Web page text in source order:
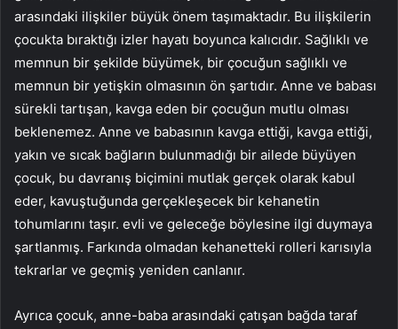
arasındaki ilişkiler büyük önem taşımaktadır. Bu ilişkilerin
çocukta bıraktığı izler hayatı boyunca kalıcıdır. Sağlıklı ve
memnun bir şekilde büyümek, bir çocuğun sağlıklı ve
memnun bir yetişkin olmasının ön şartıdır. Anne ve babası
sürekli tartışan, kavga eden bir çocuğun mutlu olması
beklenemez. Anne ve babasının kavga ettiği, kavga ettiği,
yakın ve sıcak bağların bulunmadığı bir ailede büyüyen
çocuk, bu davranış biçimini mutlak gerçek olarak kabul
eder, kavuştuğunda gerçekleşecek bir kehanetin
tohumlarını taşır. evli ve geleceğe böylesine ilgi duymaya
şartlanmış. Farkında olmadan kehanetteki rolleri karısıyla
tekrarlar ve geçmiş yeniden canlanır.
Ayrıca çocuk, anne-baba arasındaki çatışan bağda taraf